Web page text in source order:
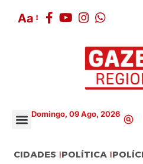
Aa
Domingo, 09 Ago, 2026
CIDADES POLÍTICA